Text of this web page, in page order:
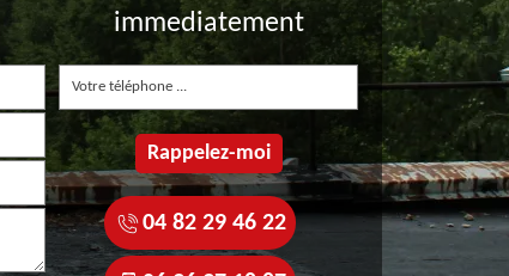
immediatement
04 82 29 46 22